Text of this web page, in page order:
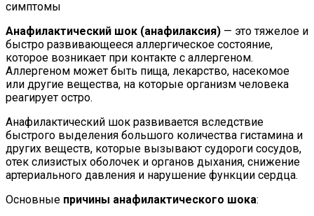
Анафилактический шок (анафилаксия) — это тяжелое и
быстро развивающееся аллергическое состояние,
которое возникает при контакте с аллергеном.
Аллергеном может быть пища, лекарство, насекомое
или другие вещества, на которые организм человека
реагирует остро.
Анафилактический шок развивается вследствие
быстрого выделения большого количества гистамина и
других веществ, которые вызывают судороги сосудов,
отек слизистых оболочек и органов дыхания, снижение
артериального давления и нарушение функции сердца.
Основные причины анафилактического шока: